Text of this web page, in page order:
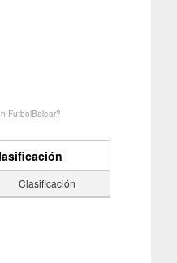
FutbolBalear?
Clasificación